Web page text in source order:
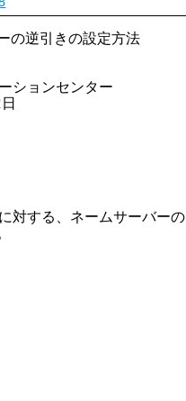
の逆引きの設定方法
ションセンター
する、ネームサーバーの